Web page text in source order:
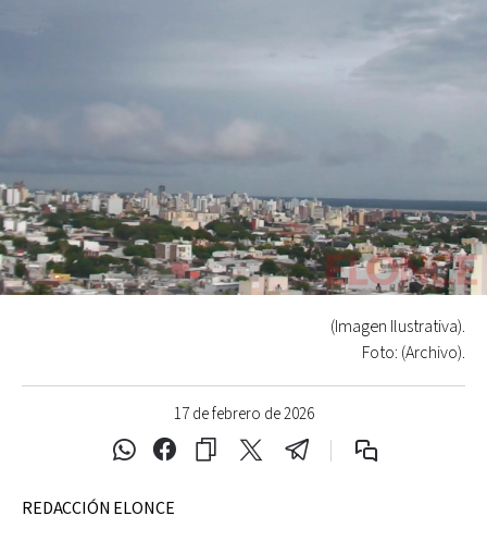
17 de febrero de 2026
(Imagen Ilustrativa).
Foto: (Archivo).
REDACCIÓN ELONCE